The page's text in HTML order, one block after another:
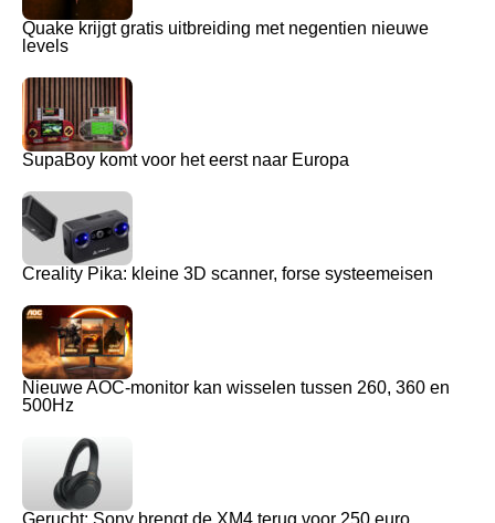
Quake krijgt gratis uitbreiding met negentien nieuwe
levels
SupaBoy komt voor het eerst naar Europa
Creality Pika: kleine 3D scanner, forse systeemeisen
Nieuwe AOC-monitor kan wisselen tussen 260, 360 en
500Hz
Gerucht: Sony brengt de XM4 terug voor 250 euro